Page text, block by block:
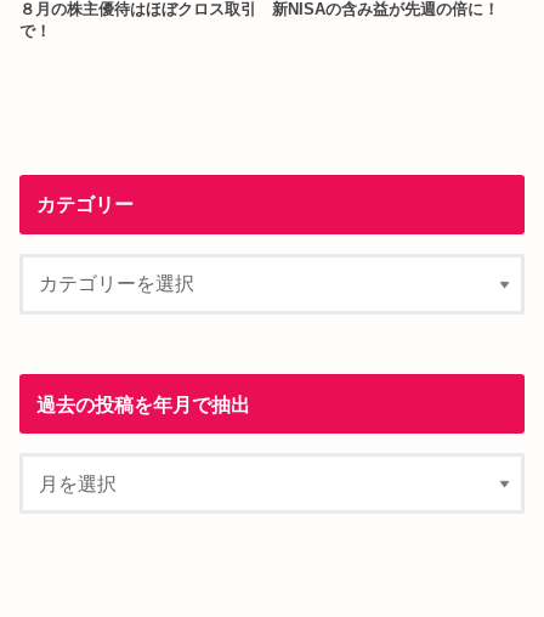
８月の株主優待はほぼクロス取引
で！
新NISAの含み益が先週の倍に！
カテゴリー
過去の投稿を年月で抽出